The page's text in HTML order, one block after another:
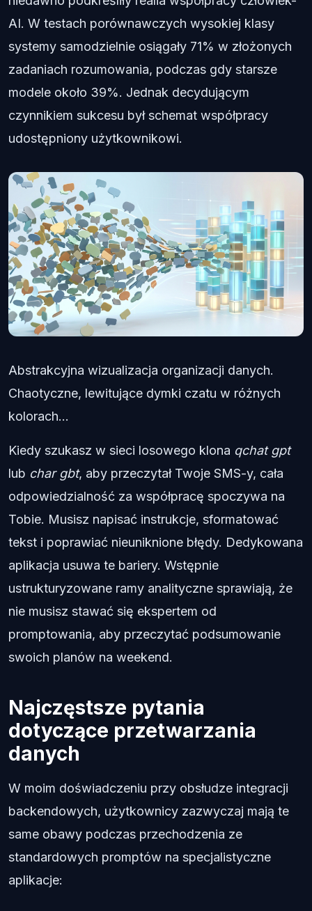
AI. W testach porównawczych wysokiej klasy
systemy samodzielnie osiągały 71% w złożonych
zadaniach rozumowania, podczas gdy starsze
modele około 39%. Jednak decydującym
czynnikiem sukcesu był schemat współpracy
udostępniony użytkownikowi.
Abstrakcyjna wizualizacja organizacji danych.
Chaotyczne, lewitujące dymki czatu w różnych
kolorach...
Kiedy szukasz w sieci losowego klona qchat gpt
lub char gbt, aby przeczytał Twoje SMS-y, cała
odpowiedzialność za współpracę spoczywa na
Tobie. Musisz napisać instrukcje, sformatować
tekst i poprawiać nieuniknione błędy. Dedykowana
aplikacja usuwa te bariery. Wstępnie
ustrukturyzowane ramy analityczne sprawiają, że
nie musisz stawać się ekspertem od
promptowania, aby przeczytać podsumowanie
swoich planów na weekend.
Najczęstsze pytania
dotyczące przetwarzania
danych
W moim doświadczeniu przy obsłudze integracji
backendowych, użytkownicy zazwyczaj mają te
same obawy podczas przechodzenia ze
standardowych promptów na specjalistyczne
aplikacje: